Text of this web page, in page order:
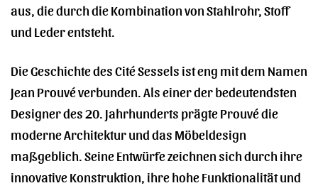
aus, die durch die Kombination von Stahlrohr, Stoff
und Leder entsteht.
Die Geschichte des Cité Sessels ist eng mit dem Namen
Jean Prouvé verbunden. Als einer der bedeutendsten
Designer des 20. Jahrhunderts prägte Prouvé die
moderne Architektur und das Möbeldesign
maßgeblich. Seine Entwürfe zeichnen sich durch ihre
innovative Konstruktion, ihre hohe Funktionalität und